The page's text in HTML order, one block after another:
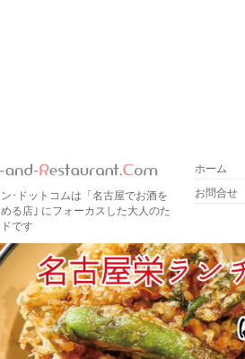
･ドットコムは「名古屋でお酒を
る店｣ にフォーカスした大人のた
です
ホーム
お問合せ